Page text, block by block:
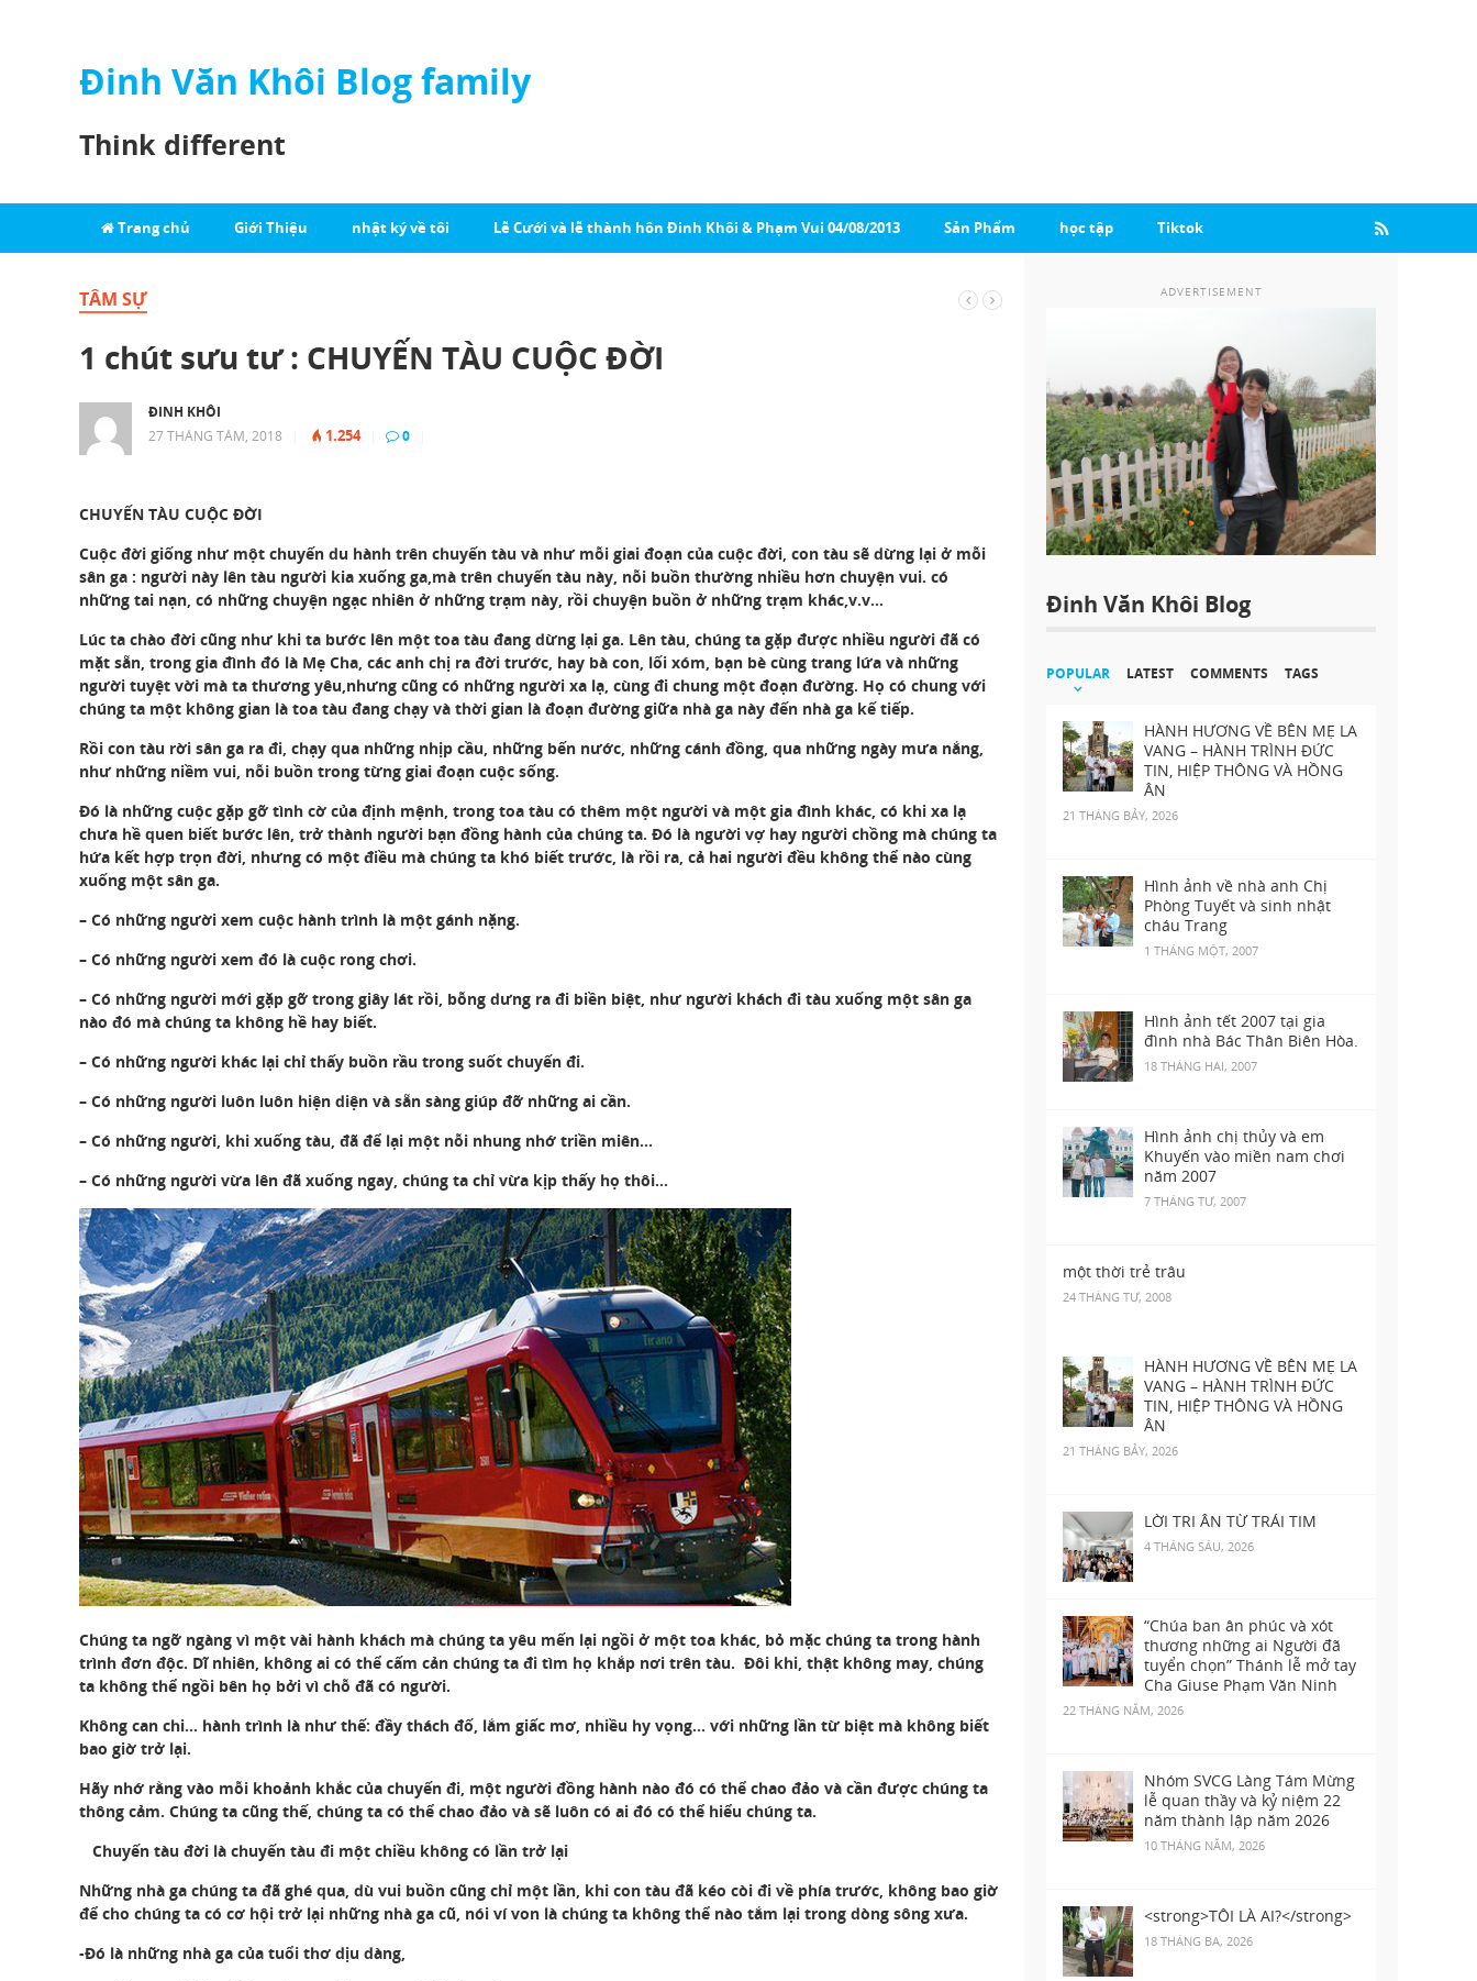
Đinh Văn Khôi Blog family
Think different
Trang chủ Giới Thiệu nhật ký về tôi Lễ Cưới và lễ thành hôn Đinh Khôi & Phạm Vui 04/08/2013 Sản Phẩm học tập Tiktok
TÂM SỰ
1 chút sưu tư : CHUYẾN TÀU CUỘC ĐỜI
ĐINH KHÔI
27 THÁNG TÁM, 2018
1.254 0
CHUYẾN TÀU CUỘC ĐỜI
Cuộc đời giống như một chuyến du hành trên chuyến tàu và như mỗi giai đoạn của cuộc đời, con tàu sẽ dừng lại ở mỗi
sân ga : người này lên tàu người kia xuống ga,mà trên chuyến tàu này, nỗi buồn thường nhiều hơn chuyện vui. có
những tai nạn, có những chuyện ngạc nhiên ở những trạm này, rồi chuyện buồn ở những trạm khác,v.v…
Lúc ta chào đời cũng như khi ta bước lên một toa tàu đang dừng lại ga. Lên tàu, chúng ta gặp được nhiều người đã có
mặt sẵn, trong gia đình đó là Mẹ Cha, các anh chị ra đời trước, hay bà con, lối xóm, bạn bè cùng trang lứa và những
người tuyệt vời mà ta thương yêu,nhưng cũng có những người xa lạ, cùng đi chung một đoạn đường. Họ có chung với
chúng ta một không gian là toa tàu đang chạy và thời gian là đoạn đường giữa nhà ga này đến nhà ga kế tiếp.
Rồi con tàu rời sân ga ra đi, chạy qua những nhịp cầu, những bến nước, những cánh đồng, qua những ngày mưa nắng,
như những niềm vui, nỗi buồn trong từng giai đoạn cuộc sống.
Ðó là những cuộc gặp gỡ tình cờ của định mệnh, trong toa tàu có thêm một người và một gia đình khác, có khi xa lạ
chưa hề quen biết bước lên, trở thành người bạn đồng hành của chúng ta. Ðó là người vợ hay người chồng mà chúng ta
hứa kết hợp trọn đời, nhưng có một điều mà chúng ta khó biết trước, là rồi ra, cả hai người đều không thể nào cùng
xuống một sân ga.
– Có những người xem cuộc hành trình là một gánh nặng.
– Có những người xem đó là cuộc rong chơi.
– Có những người mới gặp gỡ trong giây lát rồi, bỗng dưng ra đi biền biệt, như người khách đi tàu xuống một sân ga
nào đó mà chúng ta không hề hay biết.
– Có những người khác lại chỉ thấy buồn rầu trong suốt chuyến đi.
– Có những người luôn luôn hiện diện và sẵn sàng giúp đỡ những ai cần.
– Có những người, khi xuống tàu, đã để lại một nỗi nhung nhớ triền miên…
– Có những người vừa lên đã xuống ngay, chúng ta chỉ vừa kịp thấy họ thôi…
Chúng ta ngỡ ngàng vì một vài hành khách mà chúng ta yêu mến lại ngồi ở một toa khác, bỏ mặc chúng ta trong hành
trình đơn độc. Dĩ nhiên, không ai có thể cấm cản chúng ta đi tìm họ khắp nơi trên tàu. Đôi khi, thật không may, chúng
ta không thể ngồi bên họ bởi vì chỗ đã có người.
Không can chi… hành trình là như thế: đầy thách đố, lắm giấc mơ, nhiều hy vọng… với những lần từ biệt mà không biết
bao giờ trở lại.
Hãy nhớ rằng vào mỗi khoảnh khắc của chuyến đi, một người đồng hành nào đó có thể chao đảo và cần được chúng ta
thông cảm. Chúng ta cũng thế, chúng ta có thể chao đảo và sẽ luôn có ai đó có thể hiểu chúng ta.
Chuyến tàu đời là chuyến tàu đi một chiều không có lần trở lại
Những nhà ga chúng ta đã ghé qua, dù vui buồn cũng chỉ một lần, khi con tàu đã kéo còi đi về phía trước, không bao giờ
để cho chúng ta có cơ hội trở lại những nhà ga cũ, nói ví von là chúng ta không thể nào tắm lại trong dòng sông xưa.
-Ðó là những nhà ga của tuổi thơ dịu dàng,
ADVERTISEMENT
Đinh Văn Khôi Blog
POPULAR LATEST COMMENTS TAGS
HÀNH HƯƠNG VỀ BÊN MẸ LA
VANG – HÀNH TRÌNH ĐỨC
TIN, HIỆP THÔNG VÀ HỒNG
ÂN
21 THÁNG BẢY, 2026
Hình ảnh về nhà anh Chị
Phòng Tuyết và sinh nhật
cháu Trang
1 THÁNG MỘT, 2007
Hình ảnh tết 2007 tại gia
đình nhà Bác Thân Biên Hòa.
18 THÁNG HAI, 2007
Hình ảnh chị thủy và em
Khuyến vào miền nam chơi
năm 2007
7 THÁNG TƯ, 2007
một thời trẻ trâu
24 THÁNG TƯ, 2008
HÀNH HƯƠNG VỀ BÊN MẸ LA
VANG – HÀNH TRÌNH ĐỨC
TIN, HIỆP THÔNG VÀ HỒNG
ÂN
21 THÁNG BẢY, 2026
LỜI TRI ÂN TỪ TRÁI TIM
4 THÁNG SÁU, 2026
“Chúa ban ân phúc và xót
thương những ai Người đã
tuyển chọn” Thánh lễ mở tay
Cha Giuse Phạm Văn Ninh
22 THÁNG NĂM, 2026
Nhóm SVCG Làng Tám Mừng
lễ quan thầy và kỷ niệm 22
năm thành lập năm 2026
10 THÁNG NĂM, 2026
<strong>TÔI LÀ AI?</strong>
18 THÁNG BA, 2026